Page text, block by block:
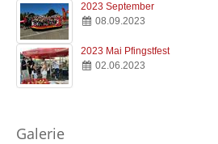
Jugend & Ausbildung
Logbuch
2023 September
08.09.2023
2023 Mai Pfingstfest
02.06.2023
Galerie